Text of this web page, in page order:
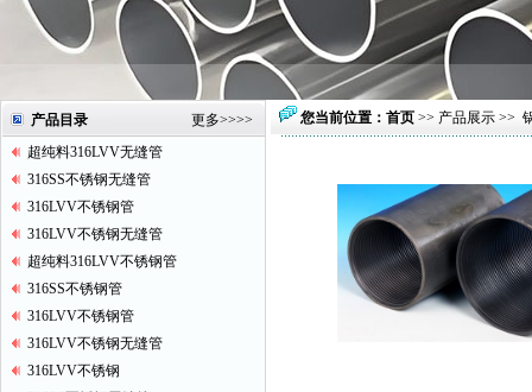
产品目录 更多>>>>
超纯料316LVV无缝管
316SS不锈钢无缝管
316LVV不锈钢管
316LVV不锈钢无缝管
超纯料316LVV不锈钢管
316SS不锈钢管
316LVV不锈钢管
316LVV不锈钢无缝管
316LVV不锈钢
您当前位置： 首页 >> 产品展示 >>